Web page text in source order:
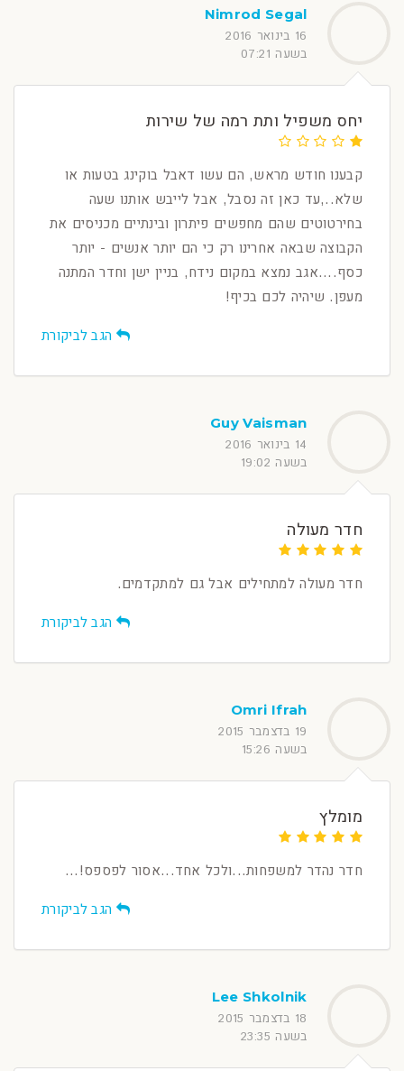
Nimrod Segal
16 בינואר 2016
בשעה 07:21
יחס משפיל ותת רמה של שירות
קבענו חודש מראש, הם עשו דאבל בוקינג בטעות או
שלא..,עד כאן זה נסבל, אבל לייבש אותנו שעה
בחירטוטים שהם מחפשים פיתרון ובינתיים מכניסים את
הקבוצה שבאה אחרינו רק כי הם יותר אנשים - יותר
כסף....אגב נמצא במקום נידח, בניין ישן וחדר המתנה
מעפן. שיהיה לכם בכיף!
הגב לביקורת
Guy Vaisman
14 בינואר 2016
בשעה 19:02
חדר מעולה
חדר מעולה למתחילים אבל גם למתקדמים.
הגב לביקורת
Omri Ifrah
19 בדצמבר 2015
בשעה 15:26
מומלץ
חדר נהדר למשפחות...ולכל אחד...אסור לפספס!...
הגב לביקורת
Lee Shkolnik
18 בדצמבר 2015
בשעה 23:35